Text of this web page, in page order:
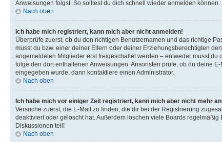
Anweisungen folgst. So solltest du dich schnell wieder anmelden können.
Nach oben
Ich habe mich registriert, kann mich aber nicht anmelden!
Überprüfe zuerst, ob du den richtigen Benutzernamen und das richtige
musst du bzw. einer deiner Eltern oder deiner Erziehungsberechtigten
angemeldeten Mitglieder erst freigeschaltet werden – entweder musst
folge den dort enthaltenen Anweisungen. Ansonsten prüfe, ob du deine
eingegeben wurde, dann kontaktiere einen Administrator.
Nach oben
Ich habe mich vor einiger Zeit registriert, kann mich aber nicht mehr
Versuche zuerst, die E-Mail zu finden, die dir bei der Registrierung
deaktiviert oder gelöscht hat. Außerdem löschen viele Boards
Diskussionen teil!
Nach oben